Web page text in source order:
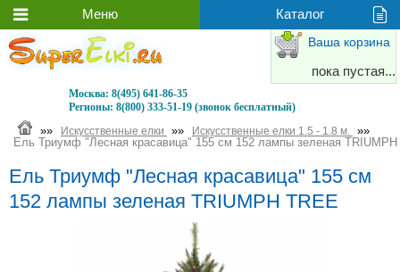
Москва: 8(495) 641-86-35
Регионы: 8(800) 333-51-19 (звонок бесплатный)
Ваша корзина
пока пустая...
»» Искусственные елки »» Искусственные елки 1.5 - 1.8 м. »»
Ель Триумф "Лесная красавица" 155 см 152 лампы зеленая TRIUMPH
Ель Триумф "Лесная красавица" 155 см
152 лампы зеленая TRIUMPH TREE